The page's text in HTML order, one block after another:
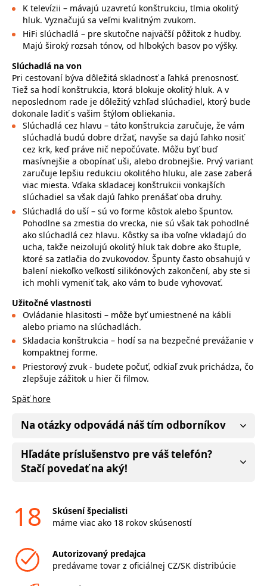
K televízii – mávajú uzavretú konštrukciu, tlmia okolitý
hluk. Vyznačujú sa veľmi kvalitným zvukom.
HiFi slúchadlá – pre skutočne najväčší pôžitok z hudby.
Majú široký rozsah tónov, od hlbokých basov po výšky.
Slúchadlá na von
Pri cestovaní býva dôležitá skladnosť a ľahká prenosnosť.
Tiež sa hodí konštrukcia, ktorá blokuje okolitý hluk. A v
neposlednom rade je dôležitý vzhľad slúchadiel, ktorý bude
dokonale ladiť s vašim štýlom obliekania.
Slúchadlá cez hlavu – táto konštrukcia zaručuje, že vám
slúchadlá budú dobre držať, navyše sa dajú ľahko nosiť
cez krk, keď práve nič nepočúvate. Môžu byť buď
masívnejšie a obopínať uši, alebo drobnejšie. Prvý variant
zaručuje lepšiu redukciu okolitého hluku, ale zase zaberá
viac miesta. Vďaka skladacej konštrukcii vonkajších
slúchadiel sa však dajú ľahko prenášať oba druhy.
Slúchadlá do uší – sú vo forme kôstok alebo špuntov.
Pohodlne sa zmestia do vrecka, nie sú však tak pohodlné
ako slúchadlá cez hlavu. Kôstky sa iba voľne vkladajú do
ucha, takže neizolujú okolitý hluk tak dobre ako štuple,
ktoré sa zatlačia do zvukovodov. Špunty často obsahujú v
balení niekoľko veľkostí silikónových zakončení, aby ste si
ich mohli vymeniť tak, ako vám to bude vyhovovať.
Užitočné vlastnosti
Ovládanie hlasitosti – môže byť umiestnené na kábli
alebo priamo na slúchadlách.
Skladacia konštrukcia – hodí sa na bezpečné prevážanie v
kompaktnej forme.
Priestorový zvuk - budete počuť, odkiaľ zvuk prichádza, čo
zlepšuje zážitok u hier či filmov.
Späť hore
Na otázky odpovádá náš tím odborníkov
Hľadáte príslušenstvo pre váš telefón?
Stačí povedať na aký!
18
Skúsení špecialisti
máme viac ako 18 rokov skúseností
Autorizovaný predajca
predávame tovar z oficiálnej CZ/SK distribúcie